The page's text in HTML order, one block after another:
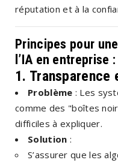
réputation et à la
Principes pour
l’IA en entreprise :
1.
Problème : Les
comme des "boîtes
difficiles à expliquer.
Solution :
S’assurer que les